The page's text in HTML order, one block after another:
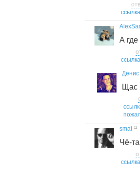
ссылка
А
ссылка
Щас
smal 11
Чё-та
ссылка